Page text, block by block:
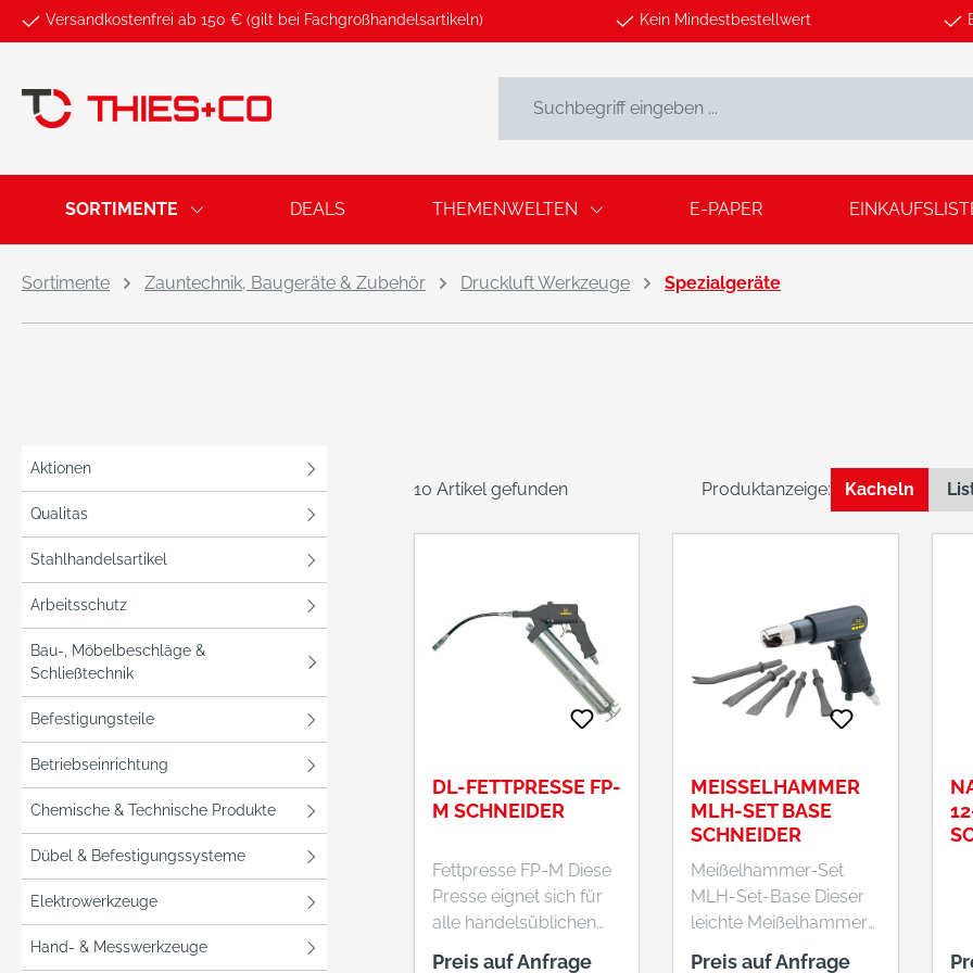
Zur Hauptnavigation springen
Versandkostenfrei ab 150 € (gilt bei Fachgroßhandelsartikeln) Kein Mindestbestellwert
SORTIMENTE DEALS THEMENWELTEN E-PAPER
Sortimente Zauntechnik, Baugeräte & Zubehör Druckluft Werkzeuge Spezialgeräte
Aktionen
Qualitas
Stahlhandelsartikel
Arbeitsschutz
Bau-, Möbelbeschläge &
Schließtechnik
Befestigungsteile
Betriebseinrichtung
Chemische & Technische Produkte
Dübel & Befestigungssysteme
Elektrowerkzeuge
Hand- & Messwerkzeuge
10 Artikel gefunden Produktanzeige: Kacheln
DL-FETTPRESSE FP-
M SCHNEIDER
Fettpresse FP-M Diese
Presse eignet sich für
alle handelsüblichen
400 ml Kartuschen
Preis auf Anfrage
MEISSELHAMMER M
LH-SET BASE S
CHNEIDER
Meißelhammer-Set
MLH-Set-Base Dieser
leichte Meißelhammer
ist für den universellen
Preis auf Anfrage